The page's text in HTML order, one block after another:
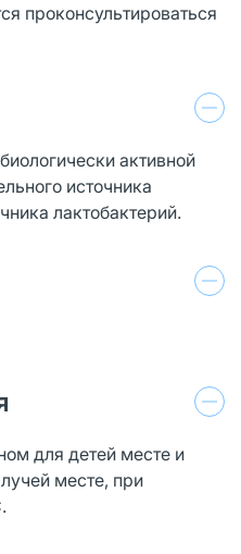
проконсультироваться
активной
источника
лактобактерий.
для детей месте и
месте, при